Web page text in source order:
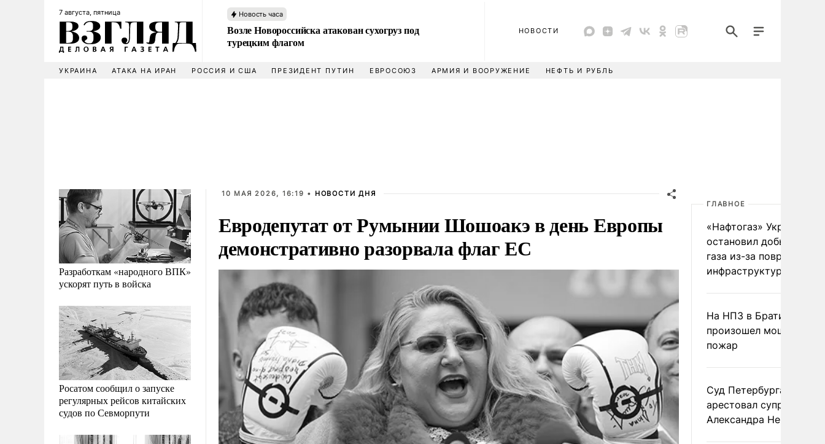
7 августа, пятница Новость часа
Возле Новороссийска атакован сухогруз под
турецким флагом
НОВОСТИ
УКРАИНА АТАКА НА ИРАН РОССИЯ И США ПРЕЗИДЕНТ ПУТИН ЕВРОСОЮЗ АРМИЯ И ВООРУЖЕНИЕ НЕФТЬ И РУБЛЬ
Разработкам «народного ВПК»
ускорят путь в войска
Росатом сообщил о запуске
регулярных рейсов китайских
судов по Севморпути
10 МАЯ 2026, 16:19 • НОВОСТИ ДНЯ
Евродепутат от Румынии Шошоакэ в день Европы
демонстративно разорвала флаг ЕС
ГЛАВНОЕ
«Нафтогаз» Украины
остановил добычу
газа из-за повреждения
инфраструктуры
На НПЗ в Братиславе
произошел мощный
пожар
Суд Петербурга заочно
арестовал супругу
Александра Невзорова